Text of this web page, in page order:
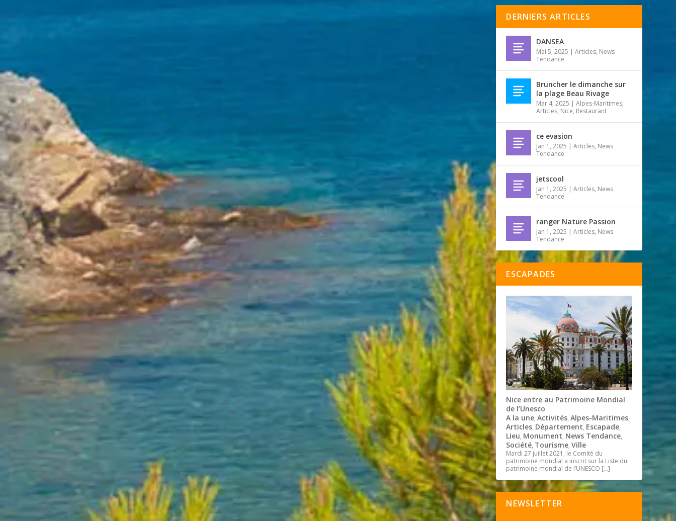
DERNIERS ARTICLES
DANSEA
Mai 5, 2025 |Articles, News
Tendance
Bruncher le dimanche sur
la plage Beau Rivage
Mar 4, 2025 |Alpes-Maritimes,
Articles, Nice, Restaurant
ce evasion
Jan 1, 2025 |Articles, News
Tendance
jetscool
Jan 1, 2025 |Articles, News
Tendance
ranger Nature Passion
Jan 1, 2025 |Articles, News
Tendance
ESCAPADES
Nice entre au Patrimoine Mondial
de l’Unesco
A la une,Activités,Alpes-Maritimes,
Articles, Département, Escapade,
Lieu, Monument, News Tendance,
Société, Tourisme,Ville
Mardi 27 juillet 2021, le Comité du
patrimoine mondial a inscrit sur la Liste du
patrimoine mondial de l’UNESCO […]
NEWSLETTER